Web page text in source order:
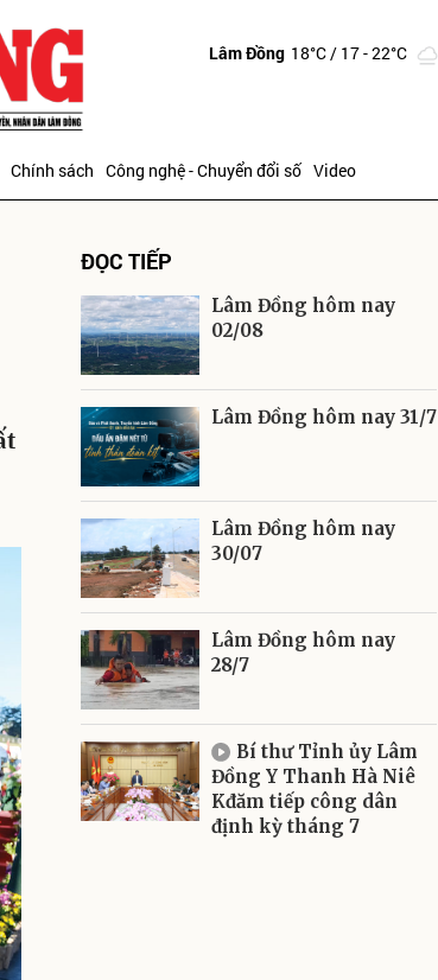
Lâm Đồng 18°C/ 17 - 22°C
Chính sách Công nghệ - Chuyển đổi số Video
ĐỌC TIẾP
Lâm Đồng hôm nay
02/08
Lâm Đồng hôm nay 31/7
Lâm Đồng hôm nay
30/07
Lâm Đồng hôm nay
28/7
Bí thư Tỉnh ủy Lâm
Đồng Y Thanh Hà Niê
Kđăm tiếp công dân
định kỳ tháng 7
Gửi